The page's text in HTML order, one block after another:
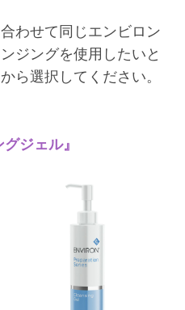
わせて同じエンビロン
ジングを使用したいと
ら選択してください。
ジェル』